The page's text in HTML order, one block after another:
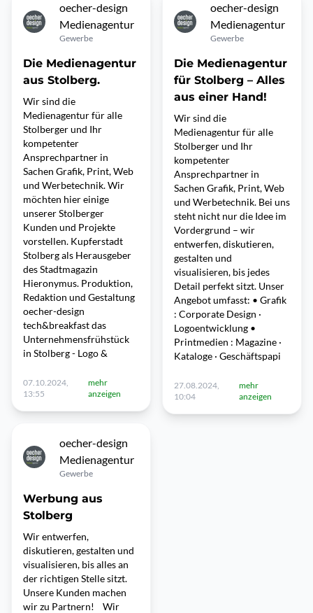
oecher-design
Medienagentur
Gewerbe
Die Medienagentur
aus Stolberg.
Wir sind die
Medienagentur für alle
Stolberger und Ihr
kompetenter
Ansprechpartner in
Sachen Grafik, Print, Web
und Werbetechnik. Wir
möchten hier einige
unserer Stolberger
Kunden und Projekte
vorstellen. Kupferstadt
Stolberg als Herausgeber
des Stadtmagazin
Hieronymus. Produktion,
Redaktion und Gestaltung
oecher-design
tech&breakfast das
Unternehmensfrühstück
in Stolberg - Logo &
07.10.2024,
13:55
mehr
anzeigen
oecher-design
Medienagentur
Gewerbe
Werbung aus
Stolberg
Wir entwerfen,
diskutieren, gestalten und
visualisieren, bis alles an
der richtigen Stelle sitzt.
Unsere Kunden machen
wir zu Partnern! Wir
oecher-design
Medienagentur
Gewerbe
Die Medienagentur
für Stolberg – Alles
aus einer Hand!
Wir sind die
Medienagentur für alle
Stolberger und Ihr
kompetenter
Ansprechpartner in
Sachen Grafik, Print, Web
und Werbetechnik. Bei uns
steht nicht nur die Idee im
Vordergrund – wir
entwerfen, diskutieren,
gestalten und
visualisieren, bis jedes
Detail perfekt sitzt. Unser
Angebot umfasst: • Grafik
: Corporate Design ·
Logoentwicklung •
Printmedien : Magazine ·
Kataloge · Geschäftspapi
27.08.2024,
10:04
mehr
anzeigen